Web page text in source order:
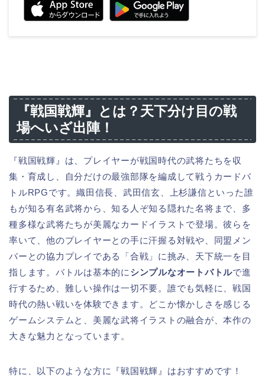
『戦国戦輝』とは？天下分け目の戦
場へいざ出陣！
『戦国戦輝』は、プレイヤーが戦国時代の武将たちを収
集・育成し、自分だけの最強部隊を編成して戦うカードバ
トルRPGです。織田信長、武田信玄、上杉謙信といった誰
もが知る有名武将から、知る人ぞ知る隠れた名将まで、多
種多様な武将たちが美麗なカードイラストで登場。彼らを
率いて、他のプレイヤーとの手に汗握る対戦や、同盟メン
バーとの協力プレイである「合戦」に挑み、天下統一を目
指します。バトルは基本的に シンプルなオートバトルで進
行するため、難しい操作は一切不要。誰でも気軽に、戦国
時代の熱い戦いを体験できます。どこか懐かしさを感じる
ゲームシステムと、美麗な武将イラストの融合が、本作の
大きな魅力となっています。
特に、以下のような方に『戦国戦輝』はおすすめです！